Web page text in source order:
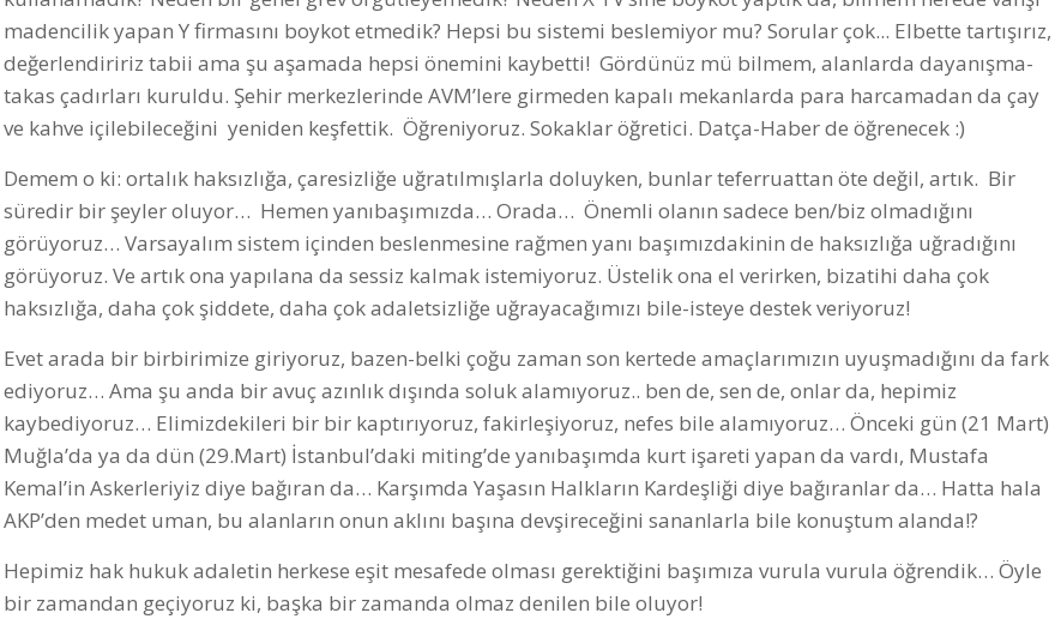
madencilik yapan Y firmasını boykot etmedik? Hepsi bu sistemi beslemiyor mu? Sorular çok... Elbette tartışırız,
değerlendiririz tabii ama şu aşamada hepsi önemini kaybetti! Gördünüz mü bilmem, alanlarda dayanışma-
takas çadırları kuruldu. Şehir merkezlerinde AVM’lere girmeden kapalı mekanlarda para harcamadan da çay
ve kahve içilebileceğini yeniden keşfettik. Öğreniyoruz. Sokaklar öğretici. Datça-Haber de öğrenecek :)
Demem o ki: ortalık haksızlığa, çaresizliğe uğratılmışlarla doluyken, bunlar teferruattan öte değil, artık. Bir
süredir bir şeyler oluyor… Hemen yanıbaşımızda… Orada… Önemli olanın sadece ben/biz olmadığını
görüyoruz… Varsayalım sistem içinden beslenmesine rağmen yanı başımızdakinin de haksızlığa uğradığını
görüyoruz. Ve artık ona yapılana da sessiz kalmak istemiyoruz. Üstelik ona el verirken, bizatihi daha çok
haksızlığa, daha çok şiddete, daha çok adaletsizliğe uğrayacağımızı bile-isteye destek veriyoruz!
Evet arada bir birbirimize giriyoruz, bazen-belki çoğu zaman son kertede amaçlarımızın uyuşmadığını da fark
ediyoruz… Ama şu anda bir avuç azınlık dışında soluk alamıyoruz.. ben de, sen de, onlar da, hepimiz
kaybediyoruz… Elimizdekileri bir bir kaptırıyoruz, fakirleşiyoruz, nefes bile alamıyoruz… Önceki gün (21 Mart)
Muğla’da ya da dün (29.Mart) İstanbul’daki miting’de yanıbaşımda kurt işareti yapan da vardı, Mustafa
Kemal’in Askerleriyiz diye bağıran da… Karşımda Yaşasın Halkların Kardeşliği diye bağıranlar da… Hatta hala
AKP’den medet uman, bu alanların onun aklını başına devşireceğini sananlarla bile konuştum alanda!?
Hepimiz hak hukuk adaletin herkese eşit mesafede olması gerektiğini başımıza vurula vurula öğrendik… Öyle
bir zamandan geçiyoruz ki, başka bir zamanda olmaz denilen bile oluyor!